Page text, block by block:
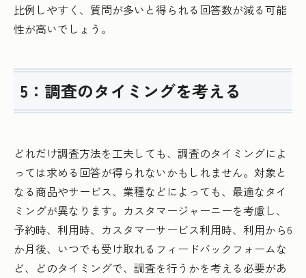
比例しやすく、質問が多いと得られる回答数が減る可能
性が高いでしょう。
5：調査のタイミングを考える
どれだけ調査方法を工夫しても、調査のタイミングによ
っては求める回答が得られないかもしれません。対象と
なる商品やサービス、業種などによっても、最適なタイ
ミングが異なります。カスタマージャーニーを考慮し、
予約時、利用時、カスタマーサービス利用時、利用から6
か月後、いつでも受け取れるフィードバックフォームな
ど、どのタイミングで、調査を行うかを考える必要があ